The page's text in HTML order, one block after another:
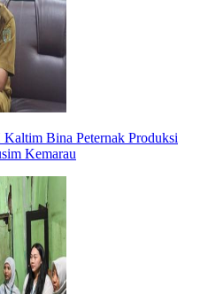
Bina Peternak Produksi
Kemarau